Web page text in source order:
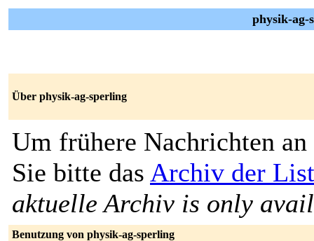
physik-ag-
Über physik-ag-sperling
Um frühere Nachrichten an
Sie bitte das Archiv der
aktuelle Archiv is only
Benutzung von physik-ag-sperling